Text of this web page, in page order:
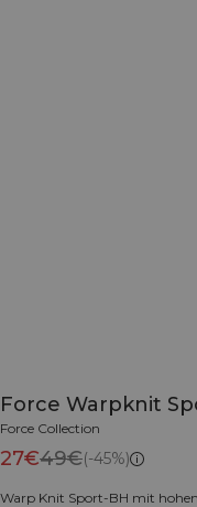
Force Warpknit
Force Collection
27€49€(-45%)
Warp Knit Sport-BH mit